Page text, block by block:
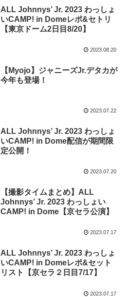
ALL Johnnys’ Jr. 2023 わっしょ
いCAMP! in Domeレポ&セトリ
【東京ドーム2日目8/20】
2023.08.20
【Myojo】ジャニーズJr.デタカが
今年も登場！
2023.07.22
ALL Johnnys’ Jr. 2023 わっしょ
いCAMP! in Dome配信が期間限
定公開！
2023.07.20
【撮影タイムまとめ】ALL
Johnnys’ Jr. 2023 わっしょい
CAMP! in Dome【京セラ公演】
2023.07.17
ALL Johnnys’ Jr. 2023 わっしょ
いCAMP! in Domeレポ&セット
リスト【京セラ２日目7/17】
2023.07.17